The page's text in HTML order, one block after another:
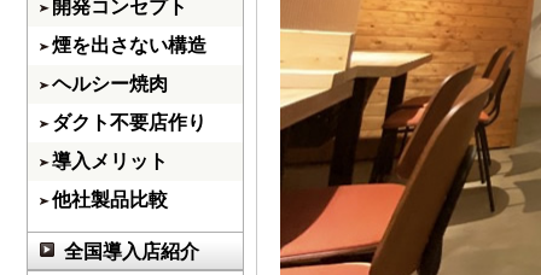
開発コンセプト
煙を出さない構造
ヘルシー焼肉
ダクト不要店作り
導入メリット
他社製品比較
全国導入店紹介